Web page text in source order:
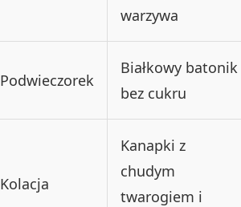
warzywa
Podwieczorek
Białkowy batonik
bez cukru
Kolacja
Kanapki z
chudym
twarogiem i